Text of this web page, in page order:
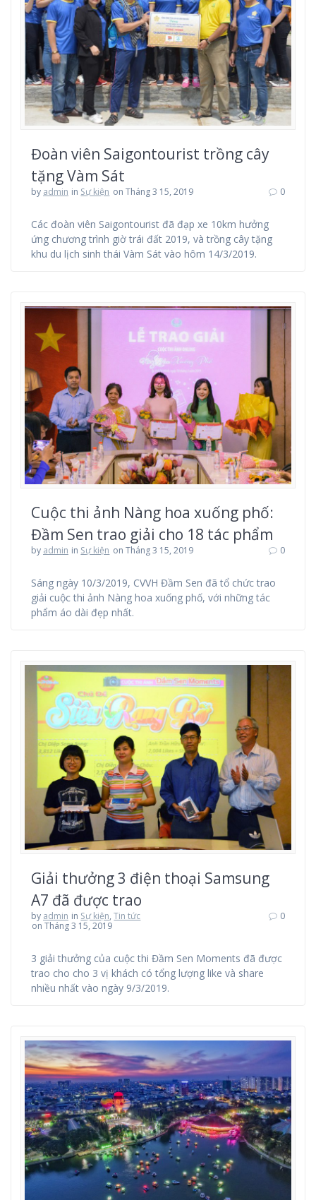
Đoàn viên Saigontourist trồng cây
tặng Vàm Sát
by admin in Sự kiện on Tháng 3 15, 2019 0
Các đoàn viên Saigontourist đã đạp xe 10km hưởng
ứng chương trình giờ trái đất 2019, và trồng cây tặng
khu du lịch sinh thái Vàm Sát vào hôm 14/3/2019.
Cuộc thi ảnh Nàng hoa xuống phố:
Đầm Sen trao giải cho 18 tác phẩm
by admin in Sự kiện on Tháng 3 15, 2019 0
Sáng ngày 10/3/2019, CVVH Đầm Sen đã tổ chức trao
giải cuộc thi ảnh Nàng hoa xuống phố, với những tác
phẩm áo dài đẹp nhất.
Giải thưởng 3 điện thoại Samsung
A7 đã được trao
by admin in Sự kiện,Tin tức
on Tháng 3 15, 2019
0
3 giải thưởng của cuộc thi Đầm Sen Moments đã được
trao cho cho 3 vị khách có tổng lượng like và share
nhiều nhất vào ngày 9/3/2019.